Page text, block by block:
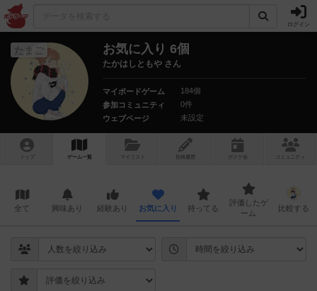
ログイン
たまご お気に入り 6個
たかはしともや さん
マイボードゲーム
184個
参加コミュニティ
0件
ウェブページ
未設定
トップ ゲーム一覧 マイリスト 投稿履歴 ボ ドゲ コミュニティ
全て 興味あり 経験あり お気に入り 持ってる
評価したゲ
ーム
比較する